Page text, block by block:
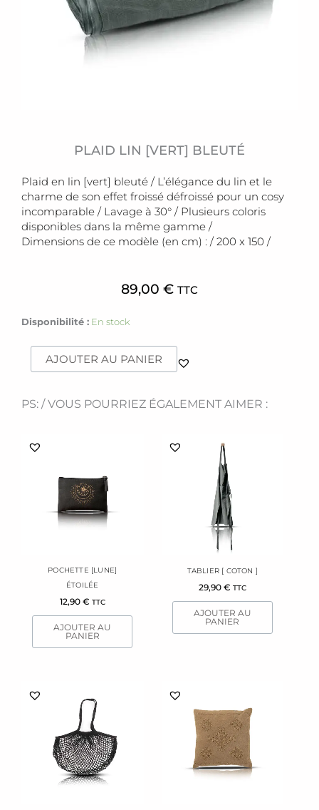
PLAID LIN [VERT] BLEUTÉ
Plaid en lin [vert] bleuté / L’élégance du lin et le
charme de son effet froissé défroissé pour un cosy
incomparable / Lavage à 30° / Plusieurs coloris
disponibles dans la même gamme /
Dimensions de ce modèle (en cm) : / 200 x 150 /
89,00 € TTC
Disponibilité : En stock
quantité
bleuté
AJOUTER AU PANIER
PS: / VOUS POURRIEZ ÉGALEMENT AIMER :
POCHETTE [LUNE]
ÉTOILÉE
12,90 € TTC
AJOUTER AU
PANIER
TABLIER [ COTON ]
29,90 € TTC
AJOUTER AU
PANIER